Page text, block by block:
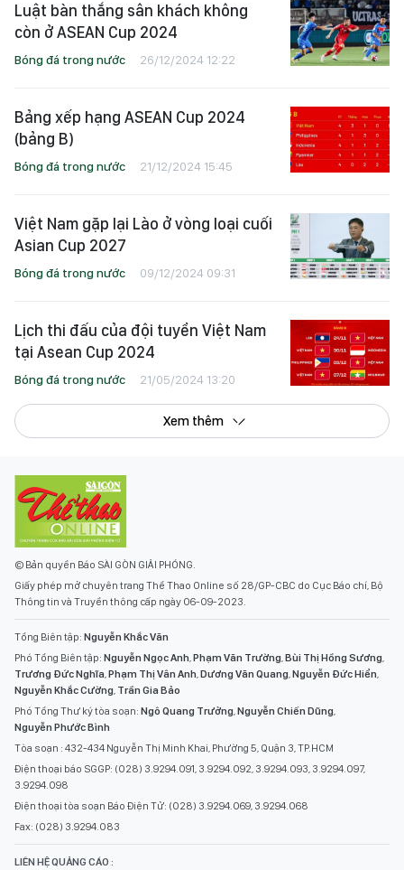
Luật bàn thắng sân khách không
còn ở ASEAN Cup 2024
Bóng đá trong nước 26/12/2024 12:22
Bảng xếp hạng ASEAN Cup 2024
(bảng B)
Bóng đá trong nước 21/12/2024 15:45
Việt Nam gặp lại Lào ở vòng loại cuối
Asian Cup 2027
Bóng đá trong nước 09/12/2024 09:31
Lịch thi đấu của đội tuyển Việt Nam
tại Asean Cup 2024
Bóng đá trong nước 21/05/2024 13:20
Xem thêm
© Bản quyền Báo SÀI GÒN GIẢI PHÓNG.
Giấy phép mở chuyên trang Thể Thao Online số 28/GP-CBC do Cục Báo chí, Bộ
Thông tin và Truyền thông cấp ngày 06-09-2023.
Tổng Biên tập: Nguyễn Khắc Văn
Phó Tổng Biên tập: Nguyễn Ngọc Anh,Phạm Văn Trường,Bùi Thị Hồng Sương,
Trương Đức Nghĩa,Phạm Thị Vân Anh,Dương Văn Quang,Nguyễn Đức Hiển,
Nguyễn Khắc Cường, Trần Gia Bảo
Phó Tổng Thư ký tòa soạn: Ngô Quang Trưởng,Nguyễn Chiến Dũng,
Nguyễn Phước Bình
Tòa soạn : 432-434 Nguyễn Thị Minh Khai, Phường 5, Quận 3, TP.HCM
Điện thoại báo SGGP: (028) 3.9294.091, 3.9294.092, 3.9294.093, 3.9294.097,
3.9294.098
Điện thoại tòa soạn Báo Điện Tử: (028) 3.9294.069, 3.9294.068
Fax: (028) 3.9294.083
LIÊN HỆ QUẢNG CÁO :